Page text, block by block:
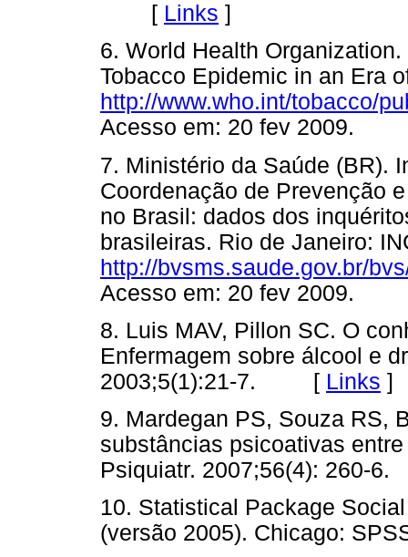
[ Links ]
6. World Health
Tobacco Epidemic in an Era
http://www.who.int/tobacco/
Acesso em: 20 fev
7. Ministério da Saúde (BR).
Coordenação de Prevenção
no Brasil: dados dos
brasileiras. Rio de Janeiro:
http://bvsms.saude.gov.br/
Acesso em: 20 fev
8. Luis MAV, Pillon SC. O
Enfermagem sobre álcool e
2003;5(1):21-7. [ Links ]
9. Mardegan PS, Souza RS,
substâncias psicoativas
Psiquiatr. 2007;56(4):
10. Statistical Package
(versão 2005). Chicago: